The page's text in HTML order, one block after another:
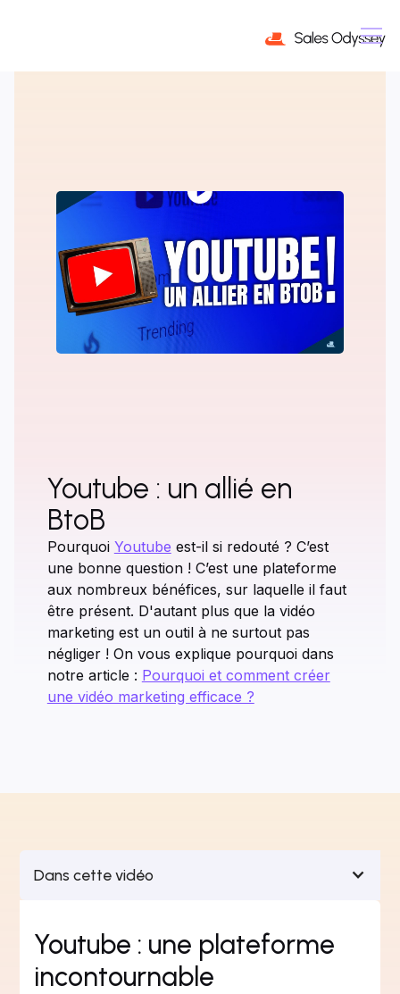
Youtube : un allié en
BtoB
Pourquoi Youtube est-il si redouté ? C’est
une bonne question ! C’est une plateforme
aux nombreux bénéfices, sur laquelle il faut
être présent. D'autant plus que la vidéo
marketing est un outil à ne surtout pas
négliger ! On vous explique pourquoi dans
notre article : Pourquoi et comment créer
une vidéo marketing efficace ?
Dans cette vidéo
Youtube : une plateforme
incontournable